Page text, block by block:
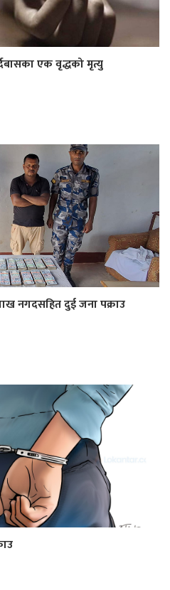
एक वृद्धको मृत्यु
लाख नगदसहित दुई जना पक्राउ